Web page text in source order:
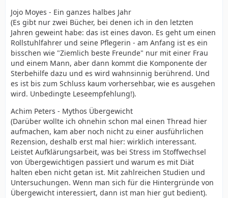
Jojo Moyes - Ein ganzes halbes Jahr
(Es gibt nur zwei Bücher, bei denen ich in den letzten
Jahren geweint habe: das ist eines davon. Es geht um einen
Rollstuhlfahrer und seine Pflegerin - am Anfang ist es ein
bisschen wie "Ziemlich beste Freunde" nur mit einer Frau
und einem Mann, aber dann kommt die Komponente der
Sterbehilfe dazu und es wird wahnsinnig berührend. Und
es ist bis zum Schluss kaum vorhersehbar, wie es ausgehen
wird. Unbedingte Leseempfehlung!).
Achim Peters - Mythos Übergewicht
(Darüber wollte ich ohnehin schon mal einen Thread hier
aufmachen, kam aber noch nicht zu einer ausführlichen
Rezension, deshalb erst mal hier: wirklich interessant.
Leistet Aufklärungsarbeit, was bei Stress im Stoffwechsel
von Übergewichtigen passiert und warum es mit Diät
halten eben nicht getan ist. Mit zahlreichen Studien und
Untersuchungen. Wenn man sich für die Hintergründe von
Übergewicht interessiert, dann ist man hier gut bedient).